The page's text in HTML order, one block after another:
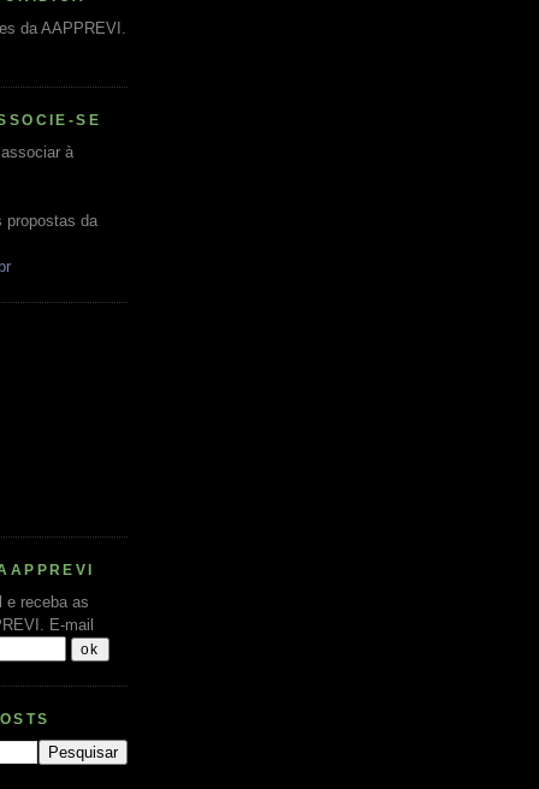
da AAPPREVI.
SE
à
propostas da
e receba as
E-mail